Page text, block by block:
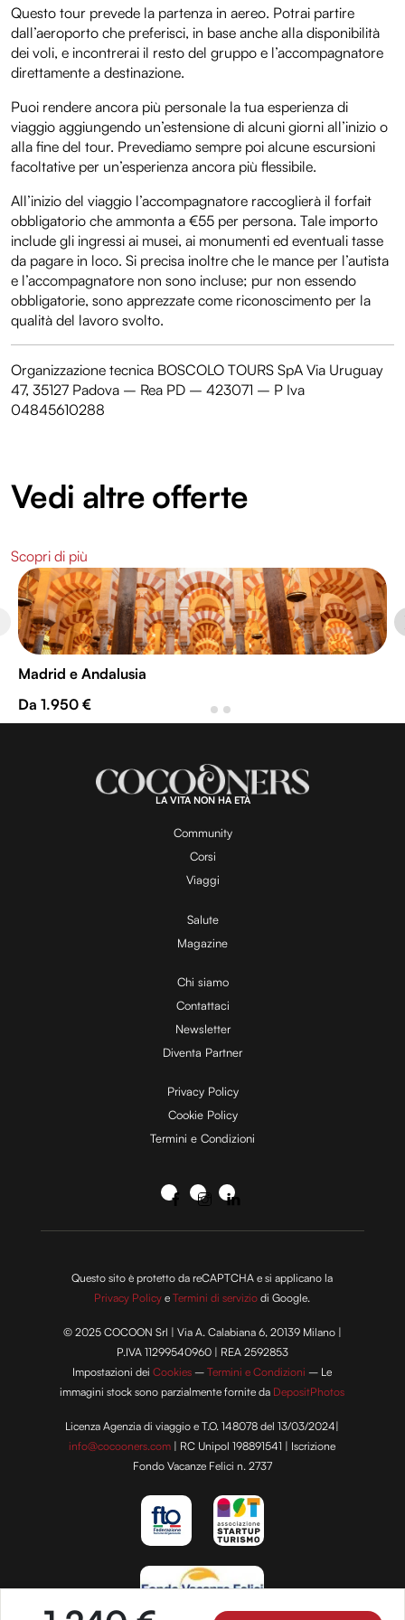
Questo tour prevede la partenza in aereo. Potrai partire
dall’aeroporto che preferisci, in base anche alla disponibilità
dei voli, e incontrerai il resto del gruppo e l’accompagnatore
direttamente a destinazione.
Puoi rendere ancora più personale la tua esperienza di
viaggio aggiungendo un’estensione di alcuni giorni all’inizio o
alla fine del tour. Prevediamo sempre poi alcune escursioni
facoltative per un’esperienza ancora più flessibile.
All’inizio del viaggio l’accompagnatore raccoglierà il forfait
obbligatorio che ammonta a €55 per persona. Tale importo
include gli ingressi ai musei, ai monumenti ed eventuali tasse
da pagare in loco. Si precisa inoltre che le mance per l’autista
e l’accompagnatore non sono incluse; pur non essendo
obbligatorie, sono apprezzate come riconoscimento per la
qualità del lavoro svolto.
Organizzazione tecnica BOSCOLO TOURS SpA Via Uruguay
47, 35127 Padova – Rea PD – 423071 – P Iva
04845610288
Vedi altre offerte
Scopri di più
Madrid e Andalusia
Da 1.950 €
LA VITA NON HA ETÀ
Community
Corsi
Viaggi
Salute
Magazine
Chi siamo
Contattaci
Newsletter
Diventa Partner
Privacy Policy
Cookie Policy
Termini e Condizioni
Questo sito è protetto da reCAPTCHA e si applicano la
Privacy Policy eTermini di servizio di Google.
© 2025 COCOON Srl | Via A. Calabiana 6, 20139 Milano |
P.IVA 11299540960 | REA 2592853
Impostazioni deiCookies –Termini e Condizioni – Le
immagini stock sono parzialmente fornite da DepositPhotos
Licenza Agenzia di viaggio e T.O. 148078 del 13/03/2024|
info@cocooners.com | RC Unipol 198891541 | Iscrizione
Fondo Vacanze Felici n. 2737